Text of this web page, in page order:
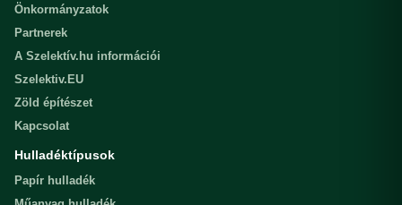
Önkormányzatok
Partnerek
A Szelektív.hu információi
Szelektiv.EU
Zöld építészet
Kapcsolat
Hulladéktípusok
Papír hulladék